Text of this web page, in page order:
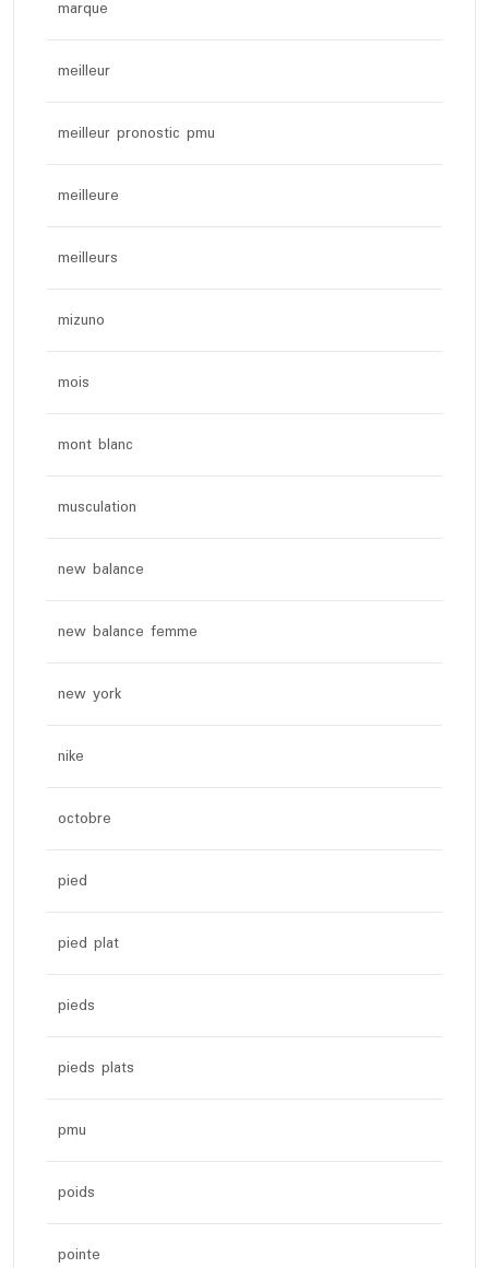
marque
meilleur
meilleur pronostic pmu
meilleure
meilleurs
mizuno
mois
mont blanc
musculation
new balance
new balance femme
new york
nike
octobre
pied
pied plat
pieds
pieds plats
pmu
poids
pointe